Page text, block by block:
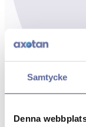
Samtycke
Denna